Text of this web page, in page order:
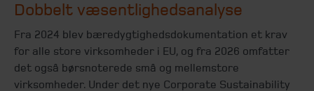
Dobbelt væsentlighedsanalyse
Fra 2024 blev bæredygtighedsdokumentation et krav
for alle store virksomheder i EU, og fra 2026 omfatter
det også børsnoterede små og mellemstore
virksomheder. Under det nye Corporate Sustainability